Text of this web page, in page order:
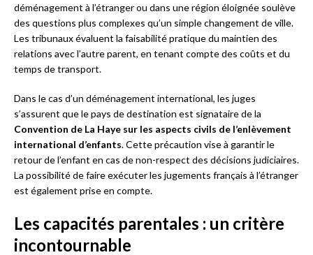
déménagement à l’étranger ou dans une région éloignée soulève
des questions plus complexes qu’un simple changement de ville.
Les tribunaux évaluent la faisabilité pratique du maintien des
relations avec l’autre parent, en tenant compte des coûts et du
temps de transport.
Dans le cas d’un déménagement international, les juges
s’assurent que le pays de destination est signataire de la
Convention de La Haye sur les aspects civils de l’enlèvement
international d’enfants. Cette précaution vise à garantir le
retour de l’enfant en cas de non-respect des décisions judiciaires.
La possibilité de faire exécuter les jugements français à l’étranger
est également prise en compte.
Les capacités parentales : un critère
incontournable